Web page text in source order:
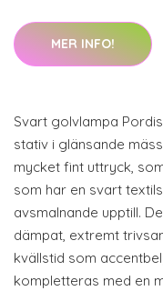
MER INFO!
Svart golvlampa
stativ i glänsande
mycket fint uttryck,
som har en svart
avsmalnande upptill.
dämpat, extremt
kvällstid som
kompletteras med en